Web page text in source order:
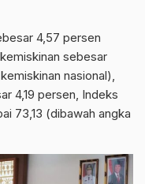
4,57 persen
sebesar
nasional),
4,19 persen, Indeks
73,13 (dibawah angka